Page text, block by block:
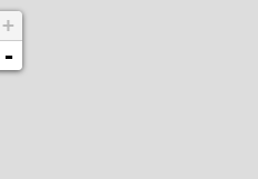
+
-